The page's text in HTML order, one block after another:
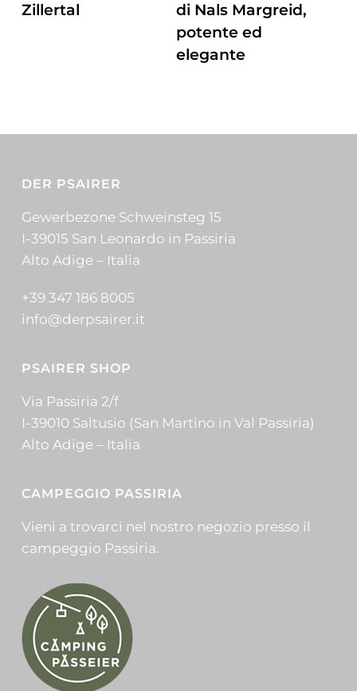
pagina
Zillertal
di Nals Margreid,
potente ed
elegante
DER PSAIRER
Gewerbezone Schweinsteg 15
I-39015 San Leonardo in Passiria
Alto Adige – Italia
+39 347 186 8005
info@derpsairer.it
PSAIRER SHOP
Via Passiria 2/f
I-39010 Saltusio (San Martino in Val Passiria)
Alto Adige – Italia
CAMPEGGIO PASSIRIA
Vieni a trovarci nel nostro negozio presso il
campeggio Passiria.